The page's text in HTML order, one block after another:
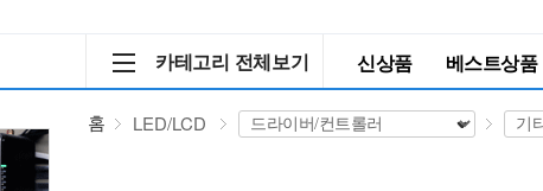
롤
카테고리 전체보기 신상품 베스트상품
홈 LED/LCD